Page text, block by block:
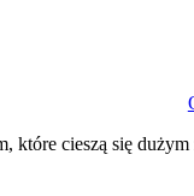
które cieszą się